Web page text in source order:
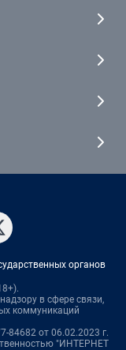
органов
в сфере связи,
коммуникаций
84682 от 06.02.2023 г.
"ИНТЕРНЕТ